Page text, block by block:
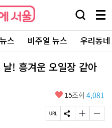
검
창
열
기
메
뉴
전
체
보
스 비주얼 뉴스 우리동
! 흥겨운 오일장 같아
좋
요
15조회 4,081
페
이
S
N
글
자
글
자